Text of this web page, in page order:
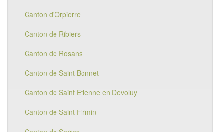
Canton d'Orpierre
Canton de Ribiers
Canton de Rosans
Canton de Saint Bonnet
Canton de Saint Etienne en Devoluy
Canton de Saint Firmin